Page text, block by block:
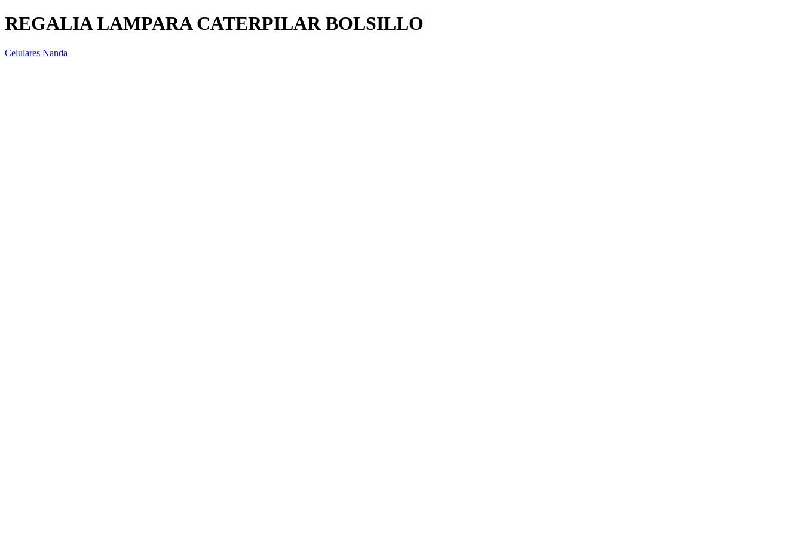
REGALIA LAMPARA CATERPILAR BOLSILLO
Celulares Nanda